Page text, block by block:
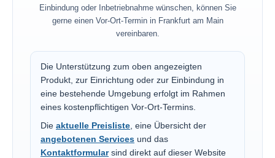
Einbindung oder Inbetriebnahme wünschen, können Sie
gerne einen Vor-Ort-Termin in Frankfurt am Main
vereinbaren.
Die Unterstützung zum oben angezeigten
Produkt, zur Einrichtung oder zur Einbindung in
eine bestehende Umgebung erfolgt im Rahmen
eines kostenpflichtigen Vor-Ort-Termins.
Die aktuelle Preisliste , eine Übersicht der
angebotenen Services und das
Kontaktformularsind direkt auf dieser Website